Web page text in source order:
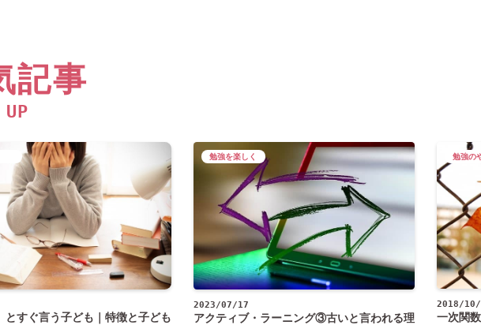
記事
とすぐ言う子ども｜特徴と子ども
2023/07/17
アクティブ・ラーニング③古いと言われる理
勉強を楽しく
2018/
一次関
勉強の